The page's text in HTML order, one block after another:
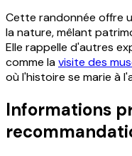
Cette randonnée offre
la nature, mêlant
Elle rappelle d'autres
comme lavisite des
où l'histoire se marie à
Informations